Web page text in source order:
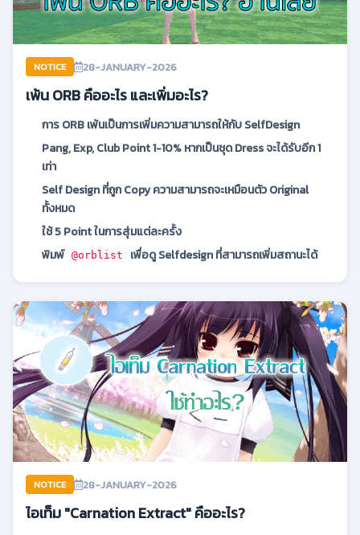
NOTICE 28-JANUARY-2026
เพ้น ORB คืออะไร และเพิ่มอะไร?
การ ORB เพ้นเป็นการเพิ่มความสามารถให้กับ SelfDesign
Pang, Exp, Club Point 1-10% หากเป็นชุด Dress จะได้รับอีก 1
เท่า
Self Design ที่ถูก Copy ความสามารถจะเหมือนตัว Original
ทั้งหมด
ใช้ 5 Point ในการสุ่มแต่ละครั้ง
พิมพ์ @orblist เพื่อดู Selfdesign ที่สามารถเพิ่มสถานะได้
NOTICE 28-JANUARY-2026
ไอเท็ม "Carnation Extract" คืออะไร?